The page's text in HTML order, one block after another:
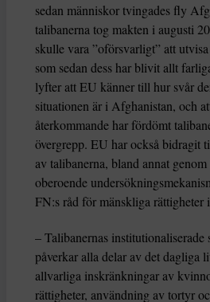
sedan människor tvingades fly
talibanerna tog makten i augusti
skulle vara ”oförsvarligt” att
som sedan dess har blivit allt
lyfter att EU känner till hur svår
situationen är i Afghanistan, och
återkommande har fördömt
övergrepp. EU har också bidragit
av talibanerna, bland annat
oberoende
FN:s råd för mänskliga rättigheter
– Talibanernas institutionaliserade
påverkar alla delar av det dagliga
allvarliga inskränkningar av
rättigheter, användning av tortyr